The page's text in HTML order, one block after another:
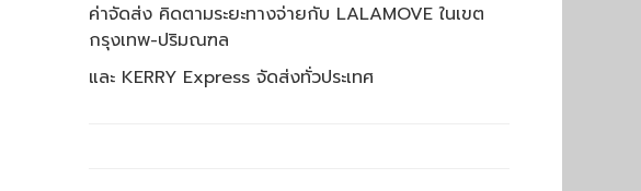
ค่าจัดส่ง คิดตามระยะทางจ่ายกับ LALAMOVE ในเขต
กรุงเทพ-ปริมณฑล
และ KERRY Express จัดส่งทั่วประเทศ